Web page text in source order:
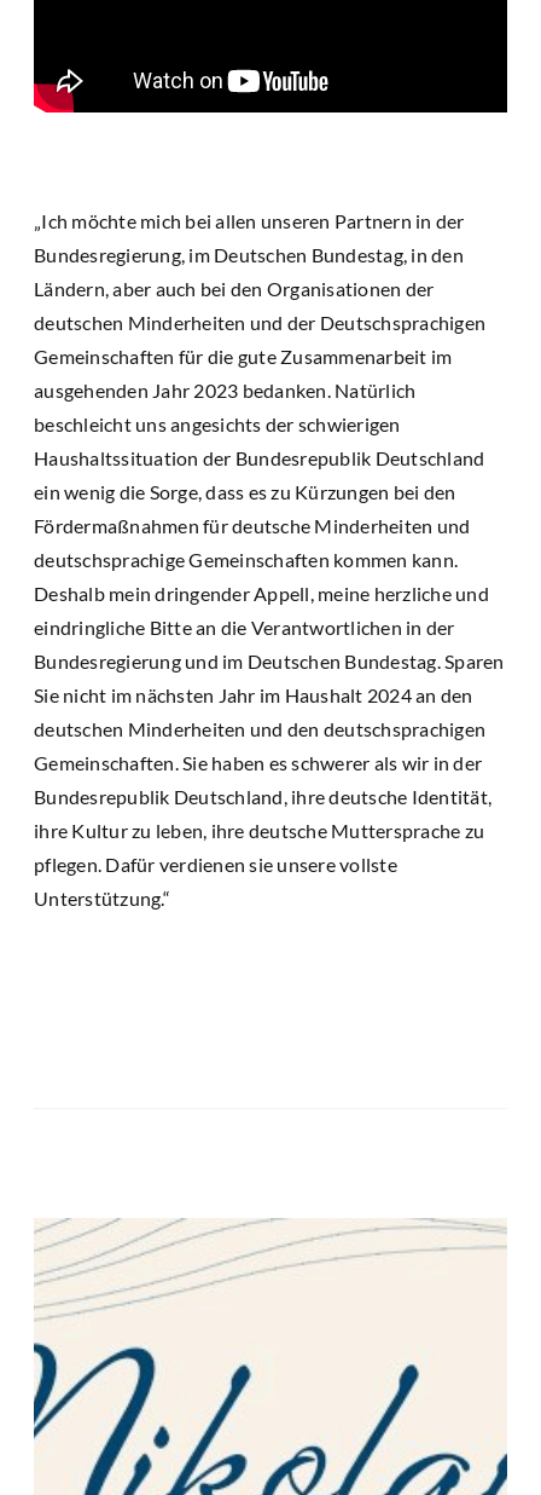
„Ich möchte mich bei allen unseren Partnern in der
Bundesregierung, im Deutschen Bundestag, in den
Ländern, aber auch bei den Organisationen der
deutschen Minderheiten und der Deutschsprachigen
Gemeinschaften für die gute Zusammenarbeit im
ausgehenden Jahr 2023 bedanken. Natürlich
beschleicht uns angesichts der schwierigen
Haushaltssituation der Bundesrepublik Deutschland
ein wenig die Sorge, dass es zu Kürzungen bei den
Fördermaßnahmen für deutsche Minderheiten und
deutschsprachige Gemeinschaften kommen kann.
Deshalb mein dringender Appell, meine herzliche und
eindringliche Bitte an die Verantwortlichen in der
Bundesregierung und im Deutschen Bundestag. Sparen
Sie nicht im nächsten Jahr im Haushalt 2024 an den
deutschen Minderheiten und den deutschsprachigen
Gemeinschaften. Sie haben es schwerer als wir in der
Bundesrepublik Deutschland, ihre deutsche Identität,
ihre Kultur zu leben, ihre deutsche Muttersprache zu
pflegen. Dafür verdienen sie unsere vollste
Unterstützung.“